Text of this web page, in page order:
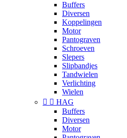
Buffers
Diversen
Koppelingen
Motor
Pantograven
Schroeven
Slepers
Slipbandjes
Tandwielen
Verlichting
Wielen
  HAG
Buffers
Diversen
Motor